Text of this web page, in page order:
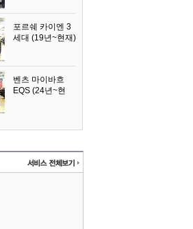
포르쉐 카이엔 3
세대 (19년~현재)
벤츠 마이바흐
EQS (24년~현